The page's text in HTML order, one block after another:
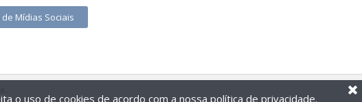
Mídias Sociais
o uso de cookies de acordo com a nossa política de privacidade.